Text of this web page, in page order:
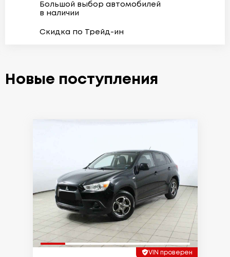
Большой выбор автомобилей
в наличии
Скидка по Трейд-ин
Новые поступления
VIN проверен